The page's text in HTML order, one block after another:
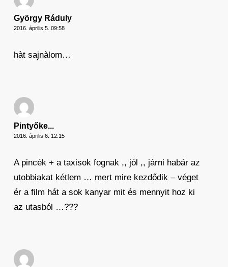
György Ráduly
2016. április 5. 09:58
hàt sajnàlom…
Pintyőke...
2016. április 6. 12:15
A pincék + a taxisok fognak ,, jól ,, járni habár az
utobbiakat kétlem … mert mire kezdődik – véget
ér a film hát a sok kanyar mit és mennyit hoz ki
az utasból …???